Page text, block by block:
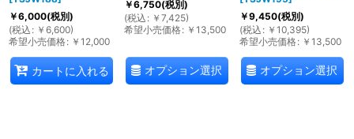
￥6,000(税別)
(税込 : ￥ 6,600)
希望小売価格: ￥ 12,000
カートに入れる
￥6,750(税別)
(税込 : ￥ 7,425)
希望小売価格: ￥ 13,500
オプション選択
￥9,450(税別)
(税込 : ￥ 10,395)
希望小売価格: ￥ 13,500
オプション選択